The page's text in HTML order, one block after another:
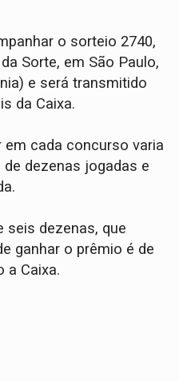
o sorteio 2740,
Sorte, em São Paulo,
e será transmitido
da Caixa.
em cada concurso varia
dezenas jogadas e
seis dezenas, que
ganhar o prêmio é de
a Caixa.